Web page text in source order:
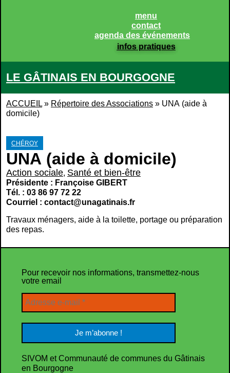
menu
contact
agenda des événements
infos pratiques
LE GÂTINAIS EN BOURGOGNE
ACCUEIL » Répertoire des Associations » UNA (aide à
domicile)
CHÉROY
UNA (aide à domicile)
Action sociale, Santé et bien-être
Présidente : Françoise GIBERT
Tél. : 03 86 97 72 22
Courriel : contact@unagatinais.fr
Travaux ménagers, aide à la toilette, portage ou préparation
des repas.
Pour recevoir nos informations, transmettez-nous
votre email
SIVOM et Communauté de communes du Gâtinais
en Bourgogne